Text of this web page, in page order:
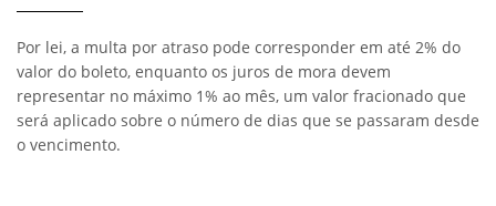
Por lei, a multa por atraso pode corresponder em até 2% do
valor do boleto, enquanto os juros de mora devem
representar no máximo 1% ao mês, um valor fracionado que
será aplicado sobre o número de dias que se passaram desde
o vencimento.